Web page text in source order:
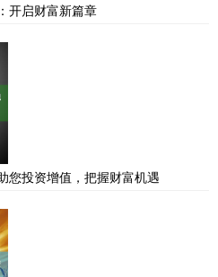
开启财富新篇章
您投资增值，把握财富机遇